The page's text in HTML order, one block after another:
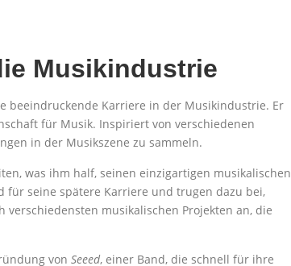
Musikindustrie
beeindruckende Karriere in der Musikindustrie. Er
für Musik. Inspiriert von verschiedenen
in der Musikszene zu sammeln.
was ihm half, seinen einzigartigen musikalischen
für seine spätere Karriere und trugen dazu bei,
verschiedensten musikalischen Projekten an, die
von Seeed, einer Band, die schnell für ihre